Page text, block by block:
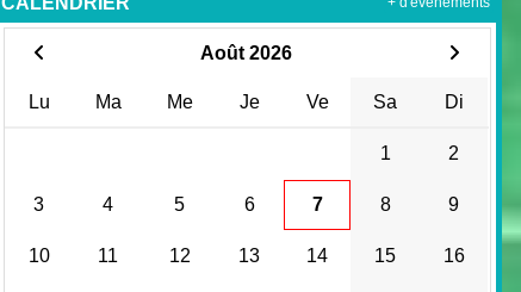
Août 2026
Lu Ma Me Je Ve Sa Di
1 2
3 4 5 6 7 8 9
10 11 12 13 14 15 16